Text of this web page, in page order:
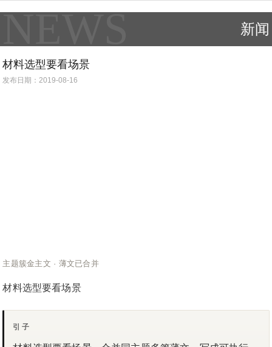
新闻
NEWS
材料选型要看场景
发布日期：2019-08-16
主题簇金主文 · 薄文已合并
材料选型要看场景
引子